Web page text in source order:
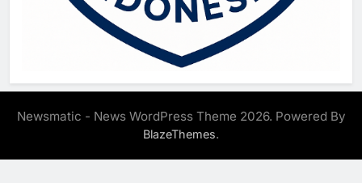
Newsmatic - News WordPress Theme 2026. Powered By
BlazeThemes.